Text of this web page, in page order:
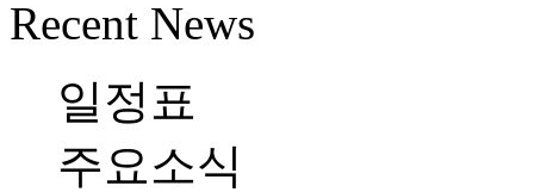
Recent News
일정표
주요소식